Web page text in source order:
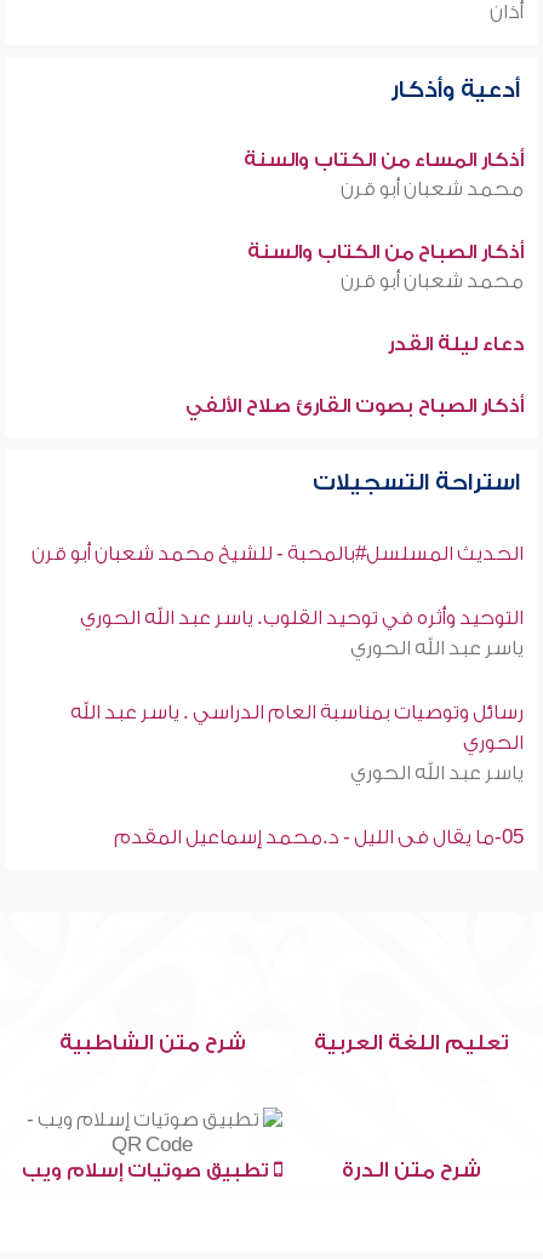
أذان
أدعية وأذكار
أذكار المساء من الكتاب والسنة
محمد شعبان أبو قرن
أذكار الصباح من الكتاب والسنة
محمد شعبان أبو قرن
دعاء ليلة القدر
أذكار الصباح بصوت القارئ صلاح الألفي
استراحة التسجيلات
الحديث المسلسل#بالمحبة - للشيخ محمد شعبان أبو قرن
التوحيد وأثره في توحيد القلوب. ياسر عبد الله الحوري
ياسر عبد الله الحوري
رسائل وتوصيات بمناسبة العام الدراسي . ياسر عبد الله
الحوري
ياسر عبد الله الحوري
05-ما يقال فى الليل - د.محمد إسماعيل المقدم
تعليم اللغة العربية شرح متن الشاطبية
شرح متن الدرة تطبيق صوتيات إسلام ويب